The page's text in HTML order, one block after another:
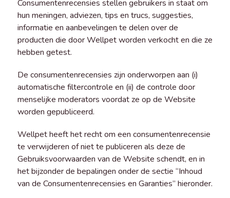
Consumentenrecensies stellen gebruikers in staat om
hun meningen, adviezen, tips en trucs, suggesties,
informatie en aanbevelingen te delen over de
producten die door Wellpet worden verkocht en die ze
hebben getest.
De consumentenrecensies zijn onderworpen aan (i)
automatische filtercontrole en (ii) de controle door
menselijke moderators voordat ze op de Website
worden gepubliceerd.
Wellpet heeft het recht om een consumentenrecensie
te verwijderen of niet te publiceren als deze de
Gebruiksvoorwaarden van de Website schendt, en in
het bijzonder de bepalingen onder de sectie “Inhoud
van de Consumentenrecensies en Garanties” hieronder.